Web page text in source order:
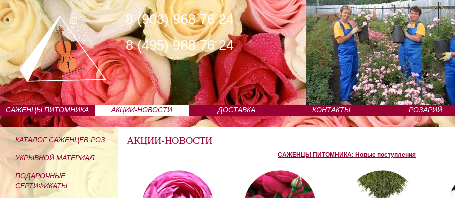
8 (903) 968 76 24
8 (495) 988 76 24
САЖЕНЦЫ ПИТОМНИКА АКЦИИ-НОВОСТИ ДОСТАВКА КОНТАКТЫ РОЗАРИЙ
КАТАЛОГ САЖЕНЦЕВ РОЗ
УКРЫВНОЙ МАТЕРИАЛ
ПОДАРОЧНЫЕ
СЕРТИФИКАТЫ
АКЦИИ-НОВОСТИ
САЖЕНЦЫ ПИТОМНИКА: Новые поступления